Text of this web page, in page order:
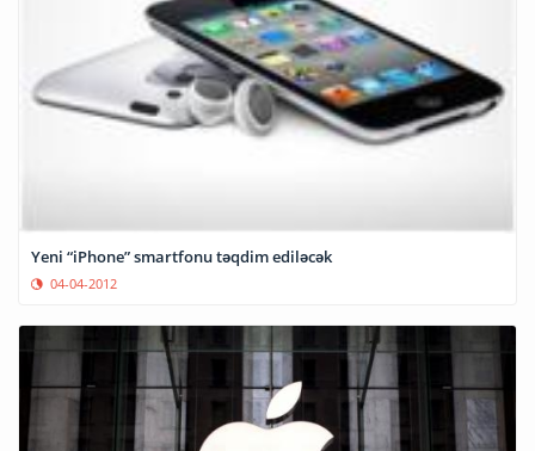
Yeni “iPhone” smartfonu təqdim ediləcək
04-04-2012